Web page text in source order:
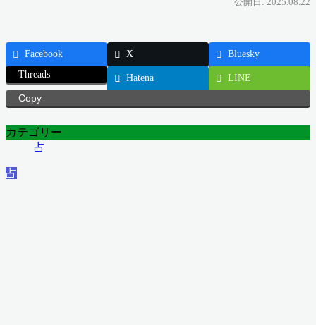
公開日: 2025.08.22
Facebook X
Bluesky
Threads
Hatena
LINE
Copy
カテゴリー
占
占